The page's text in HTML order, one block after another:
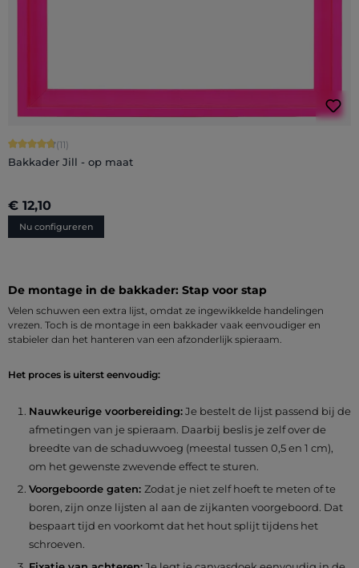
Gemiddelde score van 4.73 op 5 sterren
(11)
Bakkader Jill - op maat
€ 12,10
Nu configureren
De montage in de bakkader: Stap voor stap
Velen schuwen een extra lijst, omdat ze ingewikkelde handelingen
vrezen. Toch is de montage in een bakkader vaak eenvoudiger en
stabieler dan het hanteren van een afzonderlijk spieraam.
Het proces is uiterst eenvoudig:
Nauwkeurige voorbereiding:Je bestelt de lijst passend bij de
afmetingen van je spieraam. Daarbij beslis je zelf over de
breedte van de schaduwvoeg (meestal tussen 0,5 en 1 cm),
om het gewenste zwevende effect te sturen.
Voorgeboorde gaten: Zodat je niet zelf hoeft te meten of te
boren, zijn onze lijsten al aan de zijkanten voorgeboord. Dat
bespaart tijd en voorkomt dat het hout splijt tijdens het
schroeven.